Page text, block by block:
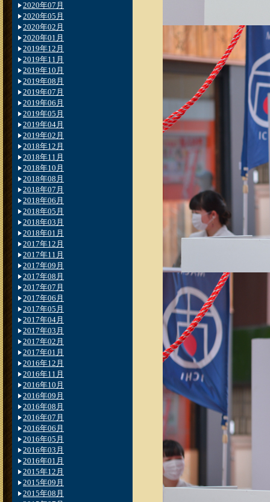
2020年07月
2020年05月
2020年02月
2020年01月
2019年12月
2019年11月
2019年10月
2019年08月
2019年07月
2019年06月
2019年05月
2019年04月
2019年02月
2018年12月
2018年11月
2018年10月
2018年08月
2018年07月
2018年06月
2018年05月
2018年03月
2018年01月
2017年12月
2017年11月
2017年09月
2017年08月
2017年07月
2017年06月
2017年05月
2017年04月
2017年03月
2017年02月
2017年01月
2016年12月
2016年11月
2016年10月
2016年09月
2016年08月
2016年07月
2016年06月
2016年05月
2016年03月
2016年01月
2015年12月
2015年09月
2015年08月